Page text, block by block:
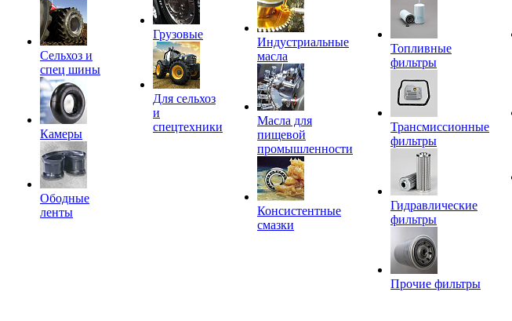
Сельхоз и
спец шины
Камеры
Ободные
ленты
Грузовые
Для сельхоз
и
спецтехники
Индустриальные
масла
Масла для
пищевой
промышленности
Консистентные
смазки
Топливные
фильтры
Трансмиссионные
фильтры
Гидравлические
фильтры
Прочие фильтры